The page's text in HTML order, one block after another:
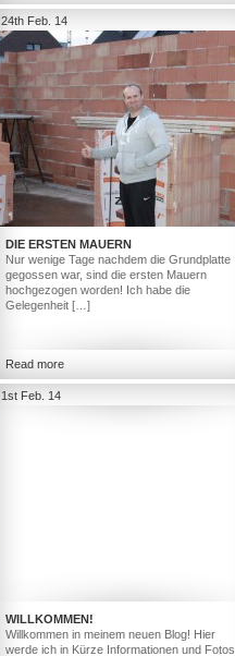
24th Feb. 14
DIE ERSTEN MAUERN
Nur wenige Tage nachdem die Grundplatte
gegossen war, sind die ersten Mauern
hochgezogen worden! Ich habe die
Gelegenheit […]
Read more
1st Feb. 14
WILLKOMMEN!
Willkommen in meinem neuen Blog! Hier
werde ich in Kürze Informationen und Fotos